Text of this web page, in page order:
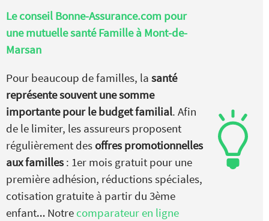
Le conseil Bonne-Assurance.com pour
une mutuelle santé Famille à Mont-de-
Marsan
Pour beaucoup de familles, la santé
représente souvent une somme
importante pour le budget familial. Afin
de le limiter, les assureurs proposent
régulièrement des offres promotionnelles
aux familles : 1er mois gratuit pour une
première adhésion, réductions spéciales,
cotisation gratuite à partir du 3ème
enfant… Notre comparateur en ligne